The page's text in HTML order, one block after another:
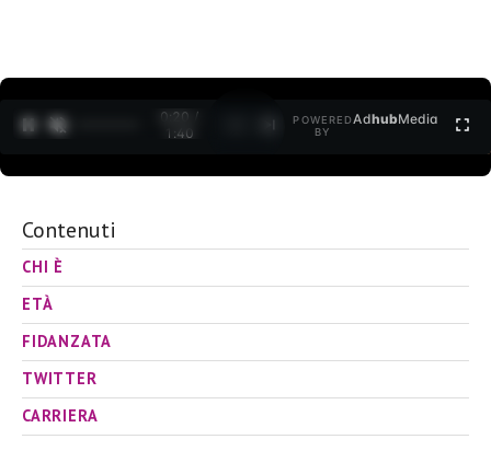
0:21 /
1:40
POWERED
BY
AdhubMedia
Contenuti
CHI È
ETÀ
FIDANZATA
TWITTER
CARRIERA